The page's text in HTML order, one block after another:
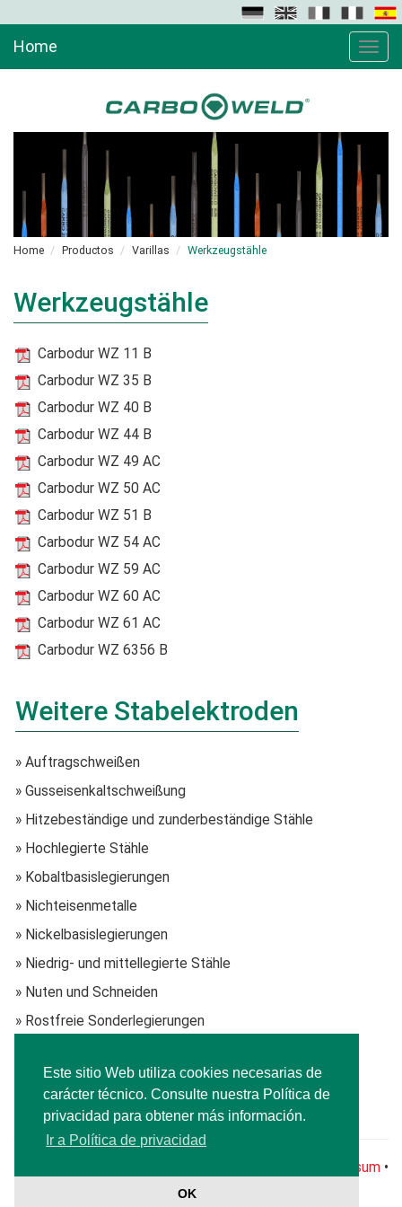
Este sitio Web utiliza cookies necesarias de
carácter técnico. Consulte nuestra Política de
privacidad para obtener más información.
Ir a Política de privacidad
OK
Toggle
Home
Home Productos Varillas Werkzeugstähle
Werkzeugstähle
Carbodur WZ 11 B
Carbodur WZ 35 B
Carbodur WZ 40 B
Carbodur WZ 44 B
Carbodur WZ 49 AC
Carbodur WZ 50 AC
Carbodur WZ 51 B
Carbodur WZ 54 AC
Carbodur WZ 59 AC
Carbodur WZ 60 AC
Carbodur WZ 61 AC
Carbodur WZ 6356 B
Weitere Stabelektroden
» Auftragschweißen
» Gusseisenkaltschweißung
» Hitzebeständige und zunderbeständige Stähle
» Hochlegierte Stähle
» Kobaltbasislegierungen
» Nichteisenmetalle
» Nickelbasislegierungen
» Niedrig- und mittellegierte Stähle
» Nuten und Schneiden
» Rostfreie Sonderlegierungen
» Werkzeugstähle
» Wolframkarbidlegierungen
Impressum•
Política de privacidad